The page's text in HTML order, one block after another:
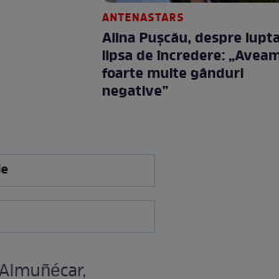
ANTENASTARS
Alina Pușcău, despre
lipsa de încredere:
foarte multe gânduri
negative”